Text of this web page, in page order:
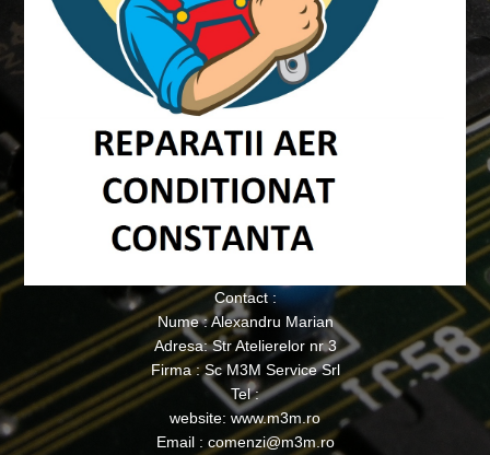
Contact :
Nume : Alexandru Marian
Adresa: Str Atelierelor nr 3
Firma : Sc M3M Service Srl
Tel :
website: www.m3m.ro
Email : comenzi@m3m.ro